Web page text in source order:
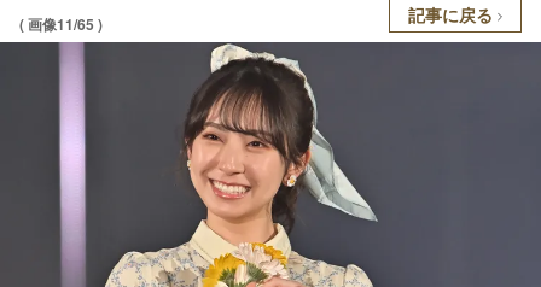
( 画像11/65 ) 記事に戻る